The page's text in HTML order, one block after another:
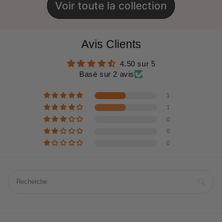
Voir toute la collection
Avis Clients
4.50 sur 5
Basé sur 2 avis
1
1
0
0
0